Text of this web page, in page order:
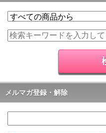
メルマガ登録・解除